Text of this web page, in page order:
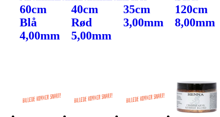
60cm
Blå
4,00mm
40cm
Rød
5,00mm
35cm
3,00mm
120cm
8,00mm